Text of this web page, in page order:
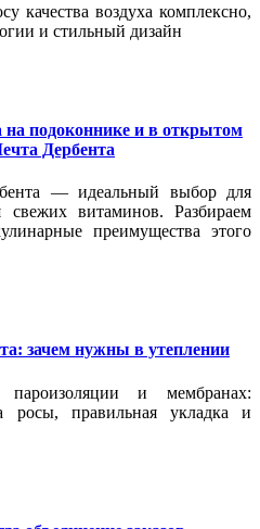
качества воздуха комплексно,
и стильный дизайн
подоконнике и в открытом
Дербента
— идеальный выбор для
свежих витаминов. Разбираем
преимущества этого
зачем нужны в утеплении
и мембранах:
росы, правильная укладка и